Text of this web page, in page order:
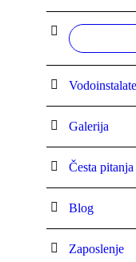
Galerija
Česta pitanja
Blog
Zaposlenje